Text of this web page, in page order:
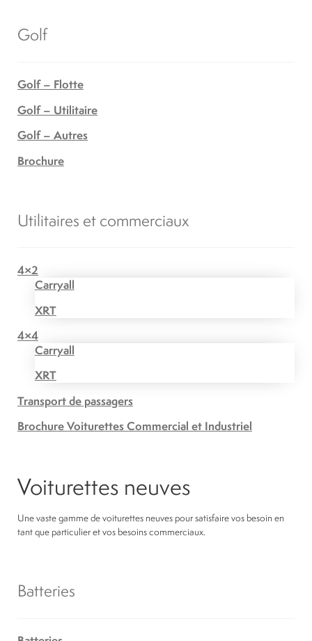
Golf
Golf – Flotte
Golf – Utilitaire
Golf – Autres
Brochure
Utilitaires et commerciaux
4×2
Carryall
XRT
4×4
Carryall
XRT
Transport de passagers
Brochure Voiturettes Commercial et Industriel
Voiturettes neuves
Une vaste gamme de voiturettes neuves pour satisfaire vos besoin en
tant que particulier et vos besoins commerciaux.
Batteries